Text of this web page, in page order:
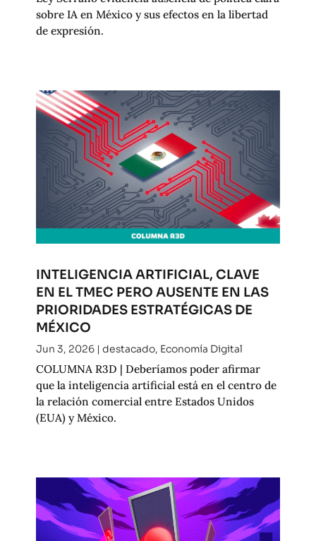
sobre IA en México y sus efectos en la libertad
de expresión.
INTELIGENCIA ARTIFICIAL, CLAVE
EN EL TMEC PERO AUSENTE EN LAS
PRIORIDADES ESTRATÉGICAS DE
MÉXICO
Jun 3, 2026| destacado, Economía Digital
COLUMNA R3D | Deberíamos poder afirmar
que la inteligencia artificial está en el centro de
la relación comercial entre Estados Unidos
(EUA) y México.